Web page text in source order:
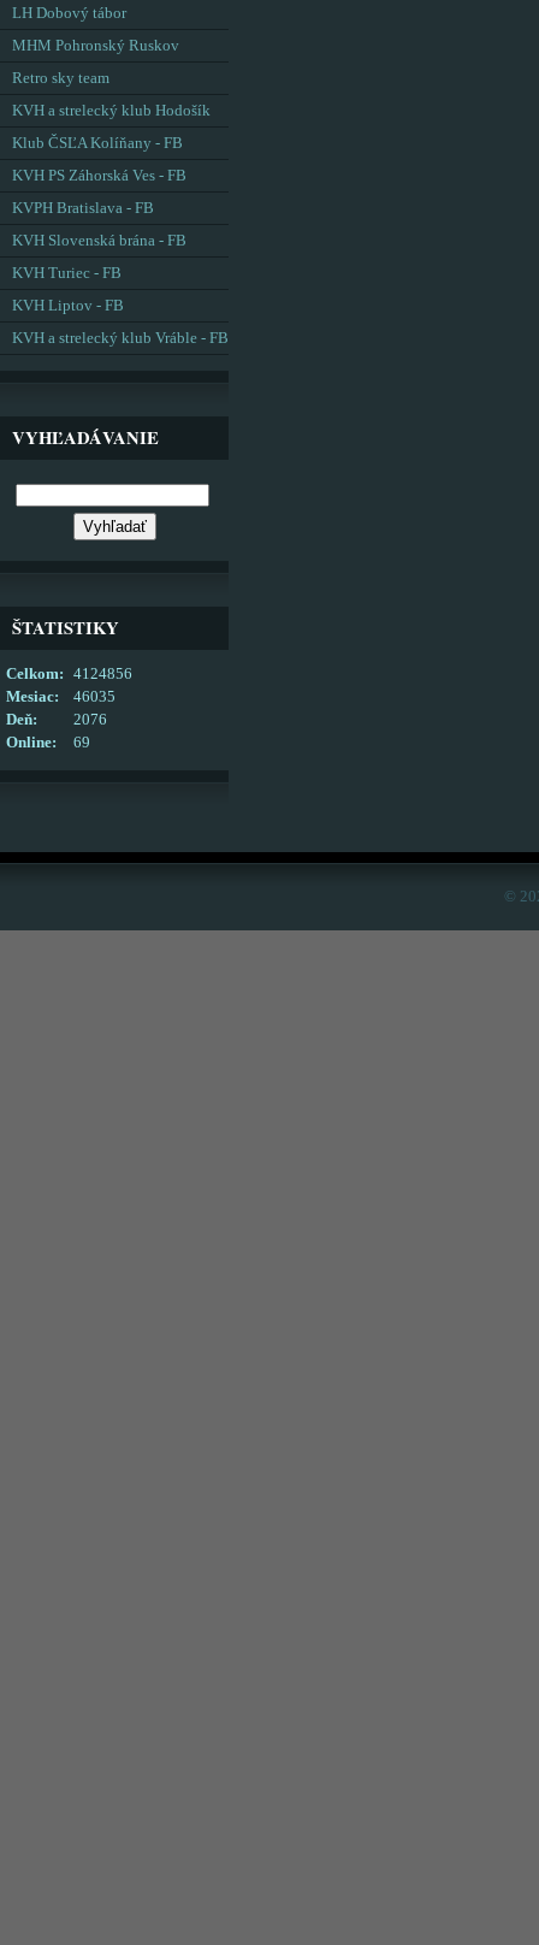
LH Dobový tábor
MHM Pohronský Ruskov
Retro sky team
KVH a strelecký klub Hodošík
Klub ČSĽA Kolíňany - FB
KVH PS Záhorská Ves - FB
KVPH Bratislava - FB
KVH Slovenská brána - FB
KVH Turiec - FB
KVH Liptov - FB
KVH a strelecký klub Vráble - FB
VYHĽADÁVANIE
ŠTATISTIKY
Online: 69
Celkom:
4124856
Mesiac:
46035
Deň:
2076
©